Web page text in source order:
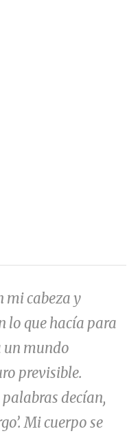
mi cabeza y
lo que hacía para
un mundo
previsible.
decían,
Mi cuerpo se